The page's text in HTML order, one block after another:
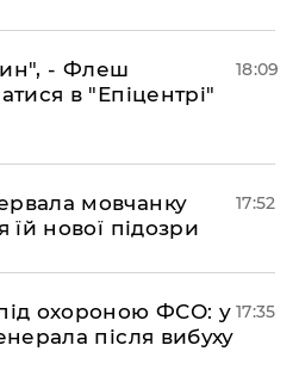
- Флеш
в "Епіцентрі"
18:09
мовчанку
їй нової підозри
17:52
охороною ФСО: у
після вибуху
17:35